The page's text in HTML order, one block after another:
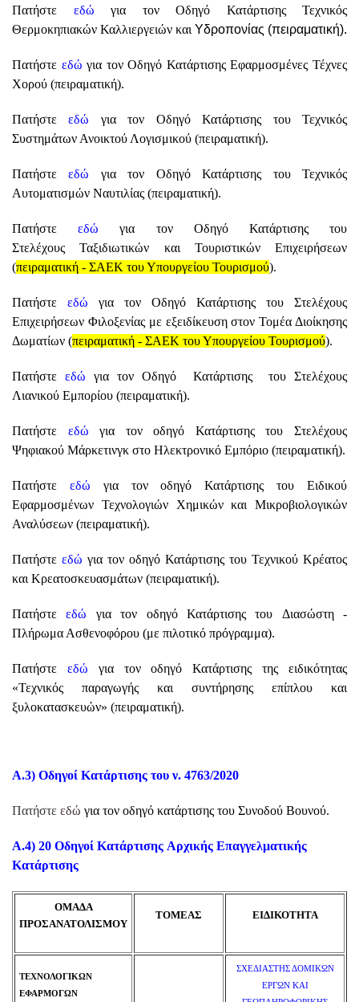
Πατήστε εδώ για τον Οδηγό Κατάρτισης Τεχνικός
Θερμοκηπιακών Καλλιεργειών και Υδροπονίας (πειραματική).
Πατήστε εδώ για τον Οδηγό Κατάρτισης Εφαρμοσμένες Τέχνες
Χορού (πειραματική).
Πατήστεεδώ για τον Οδηγό Κατάρτισης του Τεχνικός
Συστημάτων Ανοικτού Λογισμικού (πειραματική).
Πατήστεεδώ
για τον Οδηγό Κατάρτισης του Τεχνικός
Αυτοματισμών Ναυτιλίας (πειραματική).
Πατήστεεδώ για τον Οδηγό Κατάρτισης του
Στελέχους Ταξιδιωτικών και Τουριστικών Επιχειρήσεων
(πειραματική - ΣΑΕΚ του Υπουργείου Τουρισμού).
Πατήστε εδώ
για τον Οδηγό Κατάρτισης του Στελέχους
Επιχειρήσεων Φιλοξενίας με εξειδίκευση στον Τομέα Διοίκησης
Δωματίων (πειραματική - ΣΑΕΚ του Υπουργείου Τουρισμού).
Πατήστεεδώ
για τον Οδηγό Κατάρτισης του Στελέχους
Λιανικού Εμπορίου (πειραματική).
Πατήστε εδώ
για τον οδηγό Κατάρτισης του Στελέχους
Ψηφιακού Μάρκετινγκ στο Ηλεκτρονικό Εμπόριο (πειραματική).
Πατήστε εδώ
για τον οδηγό Κατάρτισης του Ειδικού
Εφαρμοσμένων Τεχνολογιών Χημικών και Μικροβιολογικών
Αναλύσεων (πειραματική).
Πατήστε εδώ για τον οδηγό Κατάρτισης του Τεχνικού Κρέατος
και Κρεατοσκευασμάτων (πειραματική).
Πατήστεεδώ για τον οδηγό Κατάρτισης του Διασώστη -
Πλήρωμα Ασθενοφόρου (με πιλοτικό πρόγραμμα).
Πατήστε εδώ για τον οδηγό Κατάρτισης της ειδικότητας
«Τεχνικός παραγωγής και συντήρησης επίπλου και
ξυλοκατασκευών» (πειραματική).
Α.3) Οδηγοί Κατάρτισης του ν. 4763/2020
Πατήστε εδώ για τον οδηγό κατάρτισης του Συνοδού Βουνού.
Α.4) 20 Οδηγοί Κατάρτισης Αρχικής Επαγγελματικής
Κατάρτισης
ΟΜΑΔΑ
ΠΡΟΣΑΝΑΤΟΛΙΣΜΟΥ
ΤΟΜΕΑΣ ΕΙΔΙΚΟΤΗΤΑ
ΤΕΧΝΟΛΟΓΙΚΩΝ
ΕΦΑΡΜΟΓΩΝ
ΣΧΕΔΙΑΣΤΗΣ ΔΟΜΙΚΩΝ
ΕΡΓΩΝ ΚΑΙ